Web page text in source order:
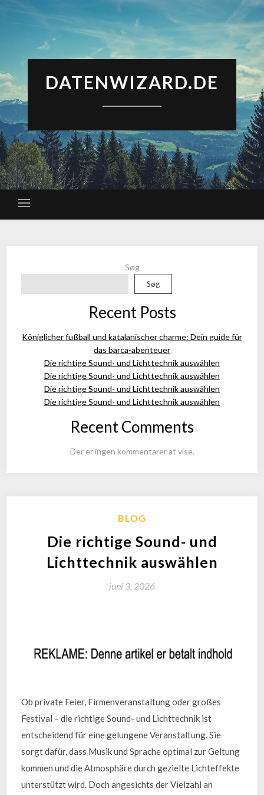
DATENWIZARD.DE
Søg
Søg
Recent Posts
Königlicher fußball und katalanischer charme: Dein guide für
das barca-abenteuer
Die richtige Sound- und Lichttechnik auswählen
Die richtige Sound- und Lichttechnik auswählen
Die richtige Sound- und Lichttechnik auswählen
Die richtige Sound- und Lichttechnik auswählen
Recent Comments
Der er ingen kommentarer at vise.
BLOG
Die richtige Sound- und
Lichttechnik auswählen
juni 3, 2026
Ob private Feier, Firmenveranstaltung oder großes
Festival – die richtige Sound- und Lichttechnik ist
entscheidend für eine gelungene Veranstaltung. Sie
sorgt dafür, dass Musik und Sprache optimal zur Geltung
kommen und die Atmosphäre durch gezielte Lichteffekte
unterstützt wird. Doch angesichts der Vielzahl an